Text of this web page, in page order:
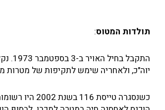
תולדות המטוס:
יוה"כ, ולאחריה שימש לתקיפות של מטרות מחבלים בלבנון